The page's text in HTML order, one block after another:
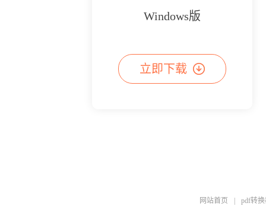
Windows版
立即下载
网站首页 pdf转